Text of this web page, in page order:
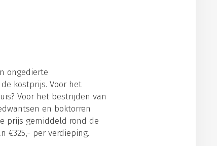
ongedierte
kostprijs. Voor het
Voor het bestrijden van
en boktorren
prijs gemiddeld rond de
€325,- per verdieping.